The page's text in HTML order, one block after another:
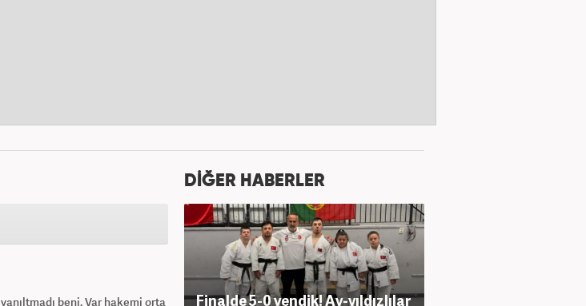
beni. Var hakemi orta
DİĞER HABERLER
Finalde 5-0 yendik! Ay-yıldızlılar